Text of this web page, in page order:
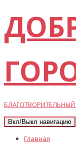
Вкл/Выкл навигацию
Главная